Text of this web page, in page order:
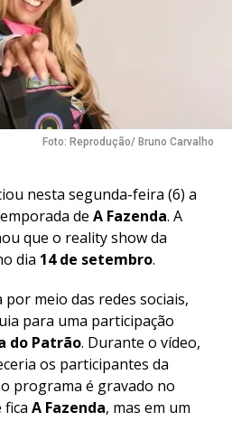
Foto: Reprodução/ Bruno Carvalho
nesta segunda-feira (6) a
de A Fazenda. A
que o reality show da
dia 14 de setembro.
meio das redes sociais,
para uma participação
do Patrão. Durante o vídeo,
os participantes da
programa é gravado no
fica A Fazenda, mas em um